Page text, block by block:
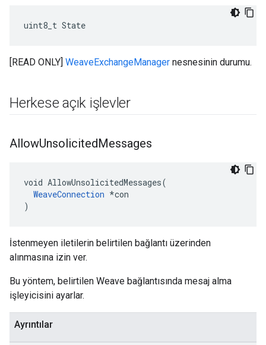
uint8_t State
[READ ONLY] WeaveExchangeManager nesnesinin durumu.
Herkese açık işlevler
AllowUnsolicitedMessages
void AllowUnsolicitedMessages(
WeaveConnection *con
)
İstenmeyen iletilerin belirtilen bağlantı üzerinden
alınmasına izin ver.
Bu yöntem, belirtilen Weave bağlantısında mesaj alma
işleyicisini ayarlar.
Ayrıntılar